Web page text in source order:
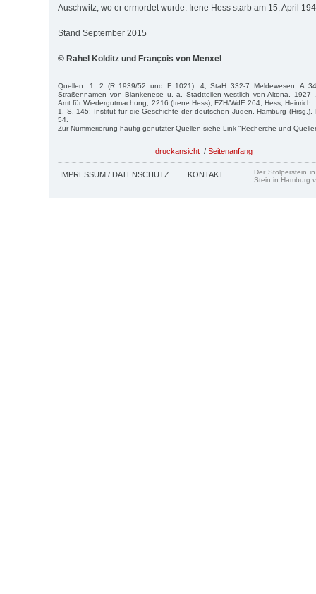
Auschwitz, wo er ermordet wurde. Irene Hess starb am 15. April
Stand September 2015
© Rahel Kolditz und François von Menxel
Quellen: 1; 2 (R 1939/52 und F 1021); 4; StaH 332-7 Meldewesen, A
Straßennamen von Blankenese u. a. Stadtteilen westlich von Altona,
Amt für Wiedergutmachung, 2216 (Irene Hess); FZH/WdE 264, Hess,
1, S. 145; Institut für die Geschichte der deutschen Juden, Hamburg (Hrsg.),
54.
Zur Nummerierung häufig genutzter Quellen siehe Link "Recherche und
druckansicht / Seitenanfang
IMPRESSUM / DATENSCHUTZ KONTAKT
Der Stolperstein
Stein in Hamburg